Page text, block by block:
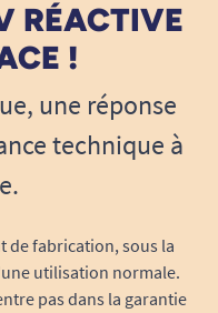
RÉACTIVE
!
une réponse
technique à
de fabrication, sous la
utilisation normale.
pas dans la garantie